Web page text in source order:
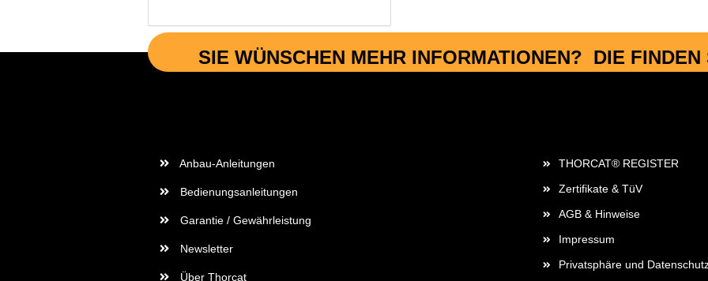
SIE WÜNSCHEN MEHR INFORMATIONEN? DIE FINDEN
Anbau-Anleitungen
Bedienungsanleitungen
Garantie / Gewährleistung
Newsletter
Über Thorcat
THORCAT® REGISTER
Zertifikate & TüV
AGB & Hinweise
Impressum
Privatsphäre und